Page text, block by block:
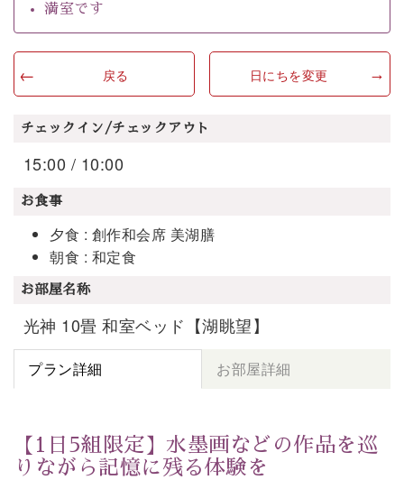
満室です
戻る 日にちを変更
チェックイン/チェックアウト
15:00 / 10:00
お食事
夕食 : 創作和会席 美湖膳
朝食 : 和定食
お部屋名称
光神 10畳 和室ベッド【湖眺望】
プラン詳細 お部屋詳細
【1日5組限定】水墨画などの作品を巡
りながら記憶に残る体験を